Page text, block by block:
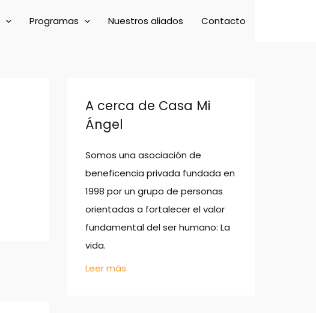
Programas Nuestros aliados Contacto
A cerca de Casa Mi
Ángel
Somos una asociación de
beneficencia privada fundada en
1998 por un grupo de personas
orientadas a fortalecer el valor
fundamental del ser humano: La
vida.
Leer más